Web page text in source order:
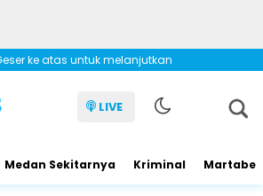
ke atas untuk melanjutkan
LIVE
Medan Sekitarnya Kriminal Martabe